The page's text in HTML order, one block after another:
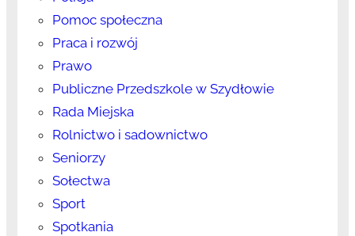
Pomoc społeczna
Praca i rozwój
Prawo
Publiczne Przedszkole w Szydłowie
Rada Miejska
Rolnictwo i sadownictwo
Seniorzy
Sołectwa
Sport
Spotkania